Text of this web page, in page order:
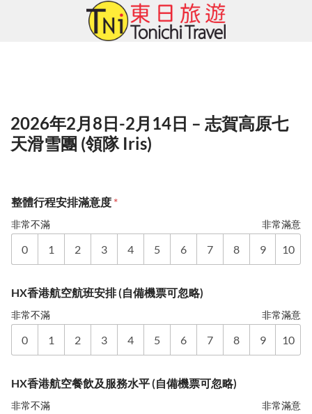
2026年2月8日-2月14日 – 志賀高原七
天滑雪團 (領隊 Iris)
整體行程安排滿意度 *
非常不滿 非常滿意
0 1 2 3 4 5 6 7 8 9 10
HX香港航空航班安排 (自備機票可忽略)
非常不滿 非常滿意
0 1 2 3 4 5 6 7 8 9 10
HX香港航空餐飲及服務水平 (自備機票可忽略)
非常不滿 非常滿意